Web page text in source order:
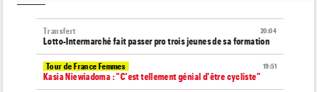
20:04
Transfert
Lotto-Intermarché fait passer pro trois jeunes de sa formation
19:51
Tour de France Femmes
Kasia Niewiadoma : "C'est tellement génial d'être cycliste"